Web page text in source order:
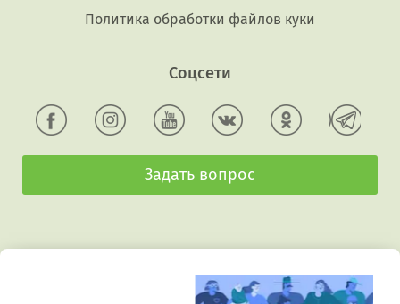
Политика обработки файлов куки
Соцсети
Задать вопрос